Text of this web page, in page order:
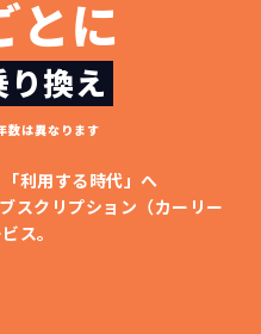
とに
換え
数は異なります
利用する時代」へ
スクリプション（カーリー
ス。